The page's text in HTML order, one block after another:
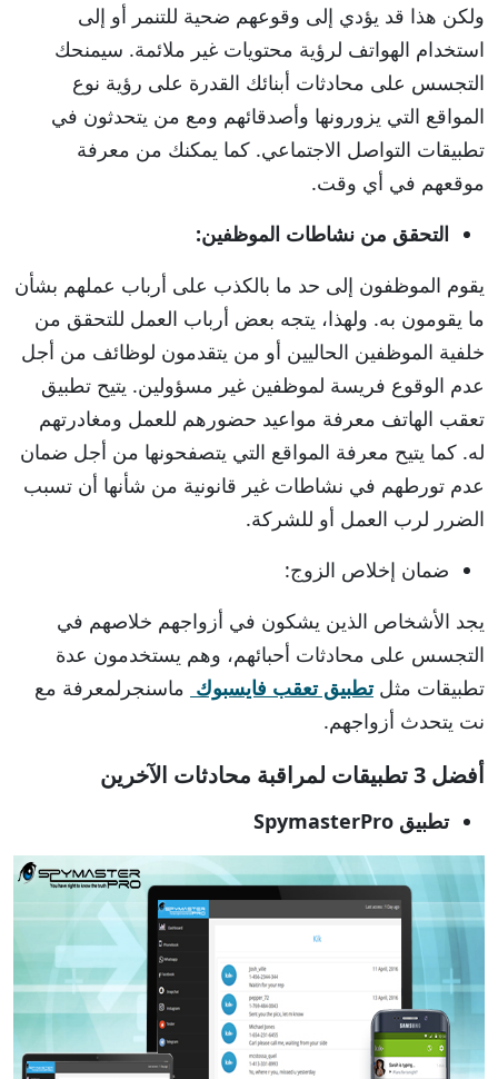
ولكن هذا قد يؤدي إلى وقوعهم ضحية للتنمر أو إلى
استخدام الهواتف لرؤية محتويات غير ملائمة. سيمنحك
التجسس على محادثات أبنائك القدرة على رؤية نوع
المواقع التي يزورونها وأصدقائهم ومع من يتحدثون في
تطبيقات التواصل الاجتماعي. كما يمكنك من معرفة
موقعهم في أي وقت.
التحقق من نشاطات الموظفين:
يقوم الموظفون إلى حد ما بالكذب على أرباب عملهم بشأن
ما يقومون به. ولهذا، يتجه بعض أرباب العمل للتحقق من
خلفية الموظفين الحاليين أو من يتقدمون لوظائف من أجل
عدم الوقوع فريسة لموظفين غير مسؤولين. يتيح تطبيق
تعقب الهاتف معرفة مواعيد حضورهم للعمل ومغادرتهم
له. كما يتيح معرفة المواقع التي يتصفحونها من أجل ضمان
عدم تورطهم في نشاطات غير قانونية من شأنها أن تسبب
الضرر لرب العمل أو للشركة.
ضمان إخلاص الزوج:
يجد الأشخاص الذين يشكون في أزواجهم خلاصهم في
التجسس على محادثات أحبائهم، وهم يستخدمون عدة
تطبيقات مثلتطبيق تعقب فايسبوك ماسنجرلمعرفة مع
نت يتحدث أزواجهم.
أفضل 3 تطبيقات لمراقبة محادثات الآخرين
تطبيق SpymasterPro